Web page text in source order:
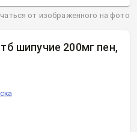
шипучие 200мг пен,
от изображенного на фото